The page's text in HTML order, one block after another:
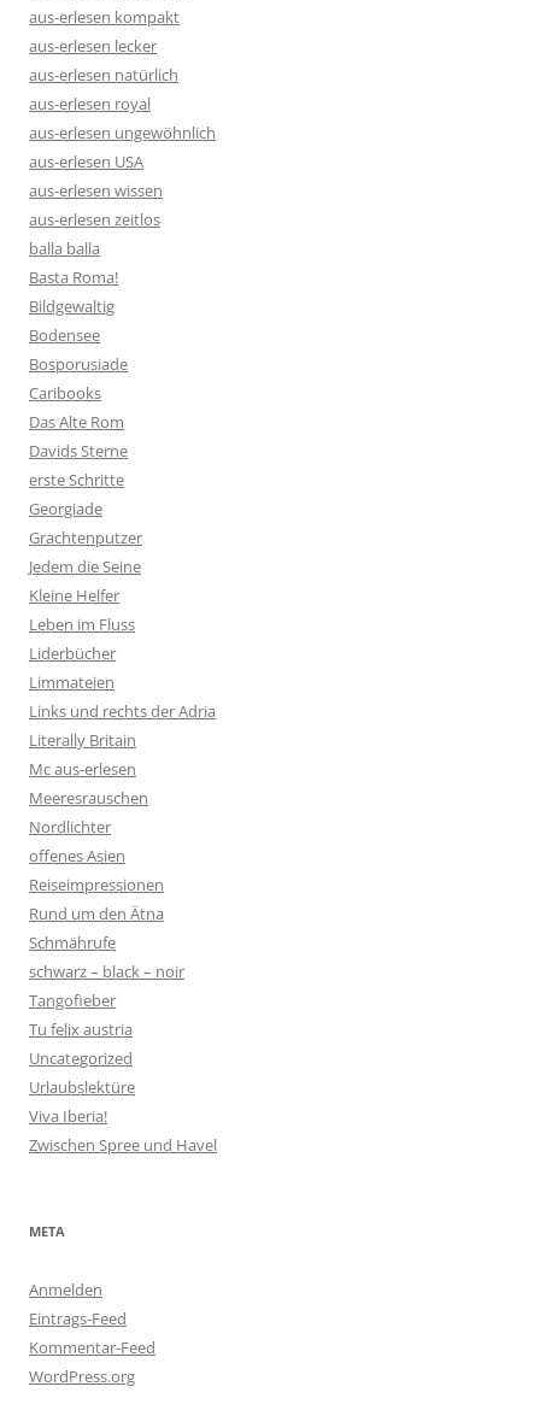
aus-erlesen kompakt
aus-erlesen lecker
aus-erlesen natürlich
aus-erlesen royal
aus-erlesen ungewöhnlich
aus-erlesen USA
aus-erlesen wissen
aus-erlesen zeitlos
balla balla
Basta Roma!
Bildgewaltig
Bodensee
Bosporusiade
Caribooks
Das Alte Rom
Davids Sterne
erste Schritte
Georgiade
Grachtenputzer
Jedem die Seine
Kleine Helfer
Leben im Fluss
Liderbücher
Limmateien
Links und rechts der Adria
Literally Britain
Mc aus-erlesen
Meeresrauschen
Nordlichter
offenes Asien
Reiseimpressionen
Rund um den Ätna
Schmährufe
schwarz – black – noir
Tangofieber
Tu felix austria
Uncategorized
Urlaubslektüre
Viva Iberia!
Zwischen Spree und Havel
META
Anmelden
Eintrags-Feed
Kommentar-Feed
WordPress.org